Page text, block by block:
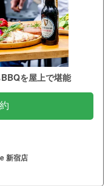
を屋上で堪能
新宿店